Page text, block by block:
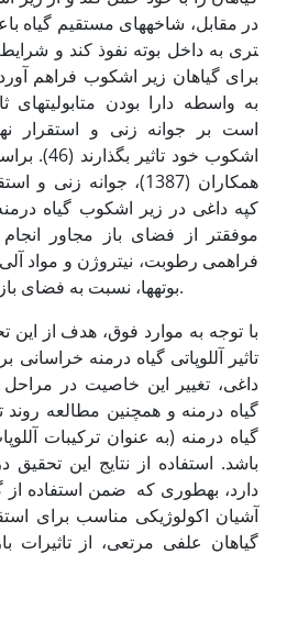
در مقابل، شاخه­های مستقیم گیاه
تری به داخل بوته نفوذ کند و
برای گیاهان زیر اشکوب فراهم
به واسطه دارا بودن متابولیت­های
است بر جوانه زنی و استقرار
اشکوب خود
همکاران (1387)، جوانه
کپه داغی در زیر اشکوب گیاه
موفق­تر از فضای باز مجاور
فراهمی رطوبت، نیتروژن و مواد
بوته­ها، نسبت به فضای باز بین بوته­ها ارتباط دارد.
با توجه به موارد فوق، هدف از
تاثیر آللوپاتی گیاه درمنه
داغی، تغییر این خاصیت در
گیاه درمنه و هم­چنین مطالعه روند
گیاه درمنه (به عنوان ترکیبات
باشد. استفاده از نتایج این تحقیق
دارد، به­طوری که ضمن استفاده از
آشیان اکولوژیکی مناسب برای
گیاهان علفی مرتعی، از تاثیرات